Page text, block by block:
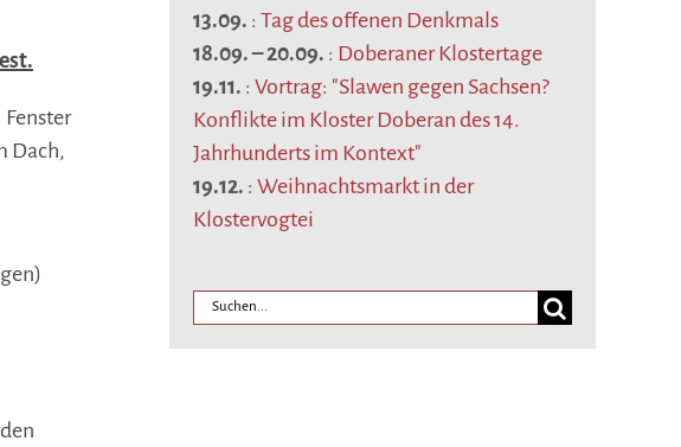
Fenster
Dach,
13.09. : Tag des offenen Denkmals
18.09. – 20.09. : Doberaner Klostertage
19.11. : Vortrag: "Slawen gegen Sachsen?
Konflikte im Kloster Doberan des 14.
Jahrhunderts im Kontext"
19.12. : Weihnachtsmarkt in der
Klostervogtei